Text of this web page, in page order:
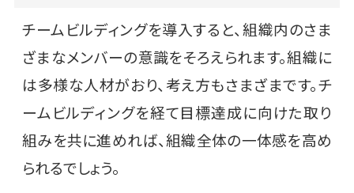
チームビルディングを導入すると、組織内のさま
ざまなメンバーの意識をそろえられます。組織に
は多様な人材がおり、考え方もさまざまです。チ
ームビルディングを経て目標達成に向けた取り
組みを共に進めれば、組織全体の一体感を高め
られるでしょう。